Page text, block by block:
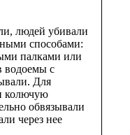
людей убивали
способами:
палками или
водоемы с
Для
колючую
обвязывали
через нее